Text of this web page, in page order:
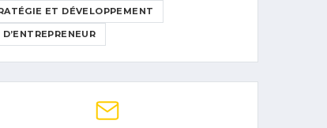
ET DÉVELOPPEMENT
D’ENTREPRENEUR